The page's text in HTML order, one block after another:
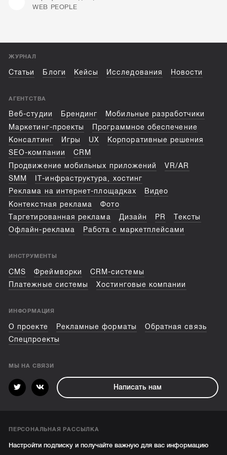
WEB PEOPLE
ЖУРНАЛ
Статьи Блоги Кейсы Исследования Новости
АГЕНТСТВА
Веб-студии Брендинг
Мобильные разработчики
Маркетинг-проекты
Программное обеспечение
Консалтинг
Игры UX
Корпоративные решения
SEO-компании
CRM
Продвижение мобильных приложений
VR/AR
SMM
IT-инфраструктура, хостинг
Реклама на интернет-площадках
Видео
Контекстная реклама
Фото
Таргетированная реклама
Дизайн PR
Тексты
Офлайн-реклама
Работа с маркетплейсами
ИНСТРУМЕНТЫ
CMS Фреймворки
CRM-системы
Платежные системы
Хостинговые компании
ИНФОРМАЦИЯ
О проекте Рекламные форматы
Обратная связь
Спецпроекты
МЫ НА СВЯЗИ
Написать нам
ПЕРСОНАЛЬНАЯ РАССЫЛКА
Настройти подписку и получайте важную для вас информацию